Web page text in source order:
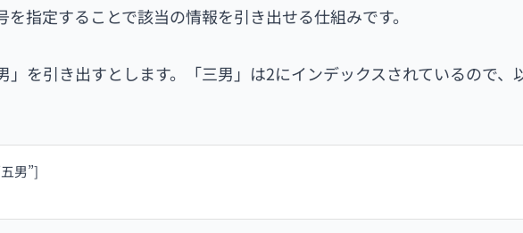
指定することで該当の情報を引き出せる仕組みです。
を引き出すとします。「三男」は2にインデックスされているので、
男”]